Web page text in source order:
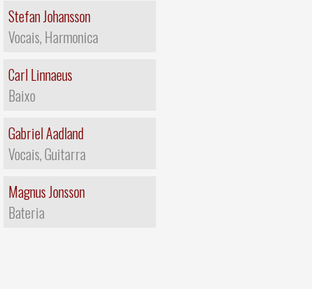
Stefan Johansson
Vocais, Harmonica
Carl Linnaeus
Baixo
Gabriel Aadland
Vocais, Guitarra
Magnus Jonsson
Bateria